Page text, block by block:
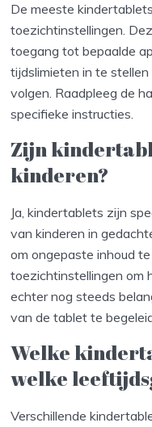
De meeste
toezichtinstellingen.
toegang tot bepaalde
tijdslimieten in te
volgen. Raadpleeg de
specifieke instructies.
Zijn
kinderen?
Ja, kindertablets zijn
van kinderen in
om ongepaste inhoud
toezichtinstellingen om
echter nog steeds
van de tablet te
Welke
welke
Verschillende